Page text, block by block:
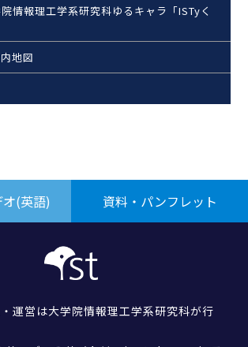
情報理工学系研究科ゆるキャラ「ISTyく
地図
(英語) 資料・パンフレット
運営は大学院情報理工学系研究科が行